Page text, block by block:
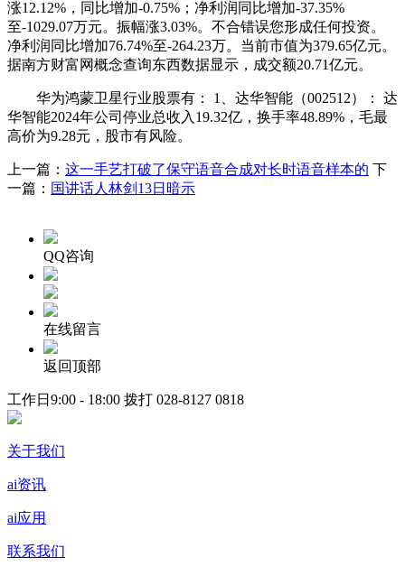
涨12.12%，同比增加-0.75%；净利润同比增加-37.35%
至-1029.07万元。振幅涨3.03%。不合错误您形成任何投资。
净利润同比增加76.74%至-264.23万。当前市值为379.65亿元。
据南方财富网概念查询东西数据显示，成交额20.71亿元。
华为鸿蒙卫星行业股票有： 1、达华智能（002512）： 达
华智能2024年公司停业总收入19.32亿，换手率48.89%，毛最
高价为9.28元，股市有风险。
上一篇： 这一手艺打破了保守语音合成对长时语音样本的 下
一篇： 国讲话人林剑13日暗示
QQ咨询
在线留言
返回顶部
工作日9:00 - 18:00 拨打 028-8127 0818
关于我们
ai资讯
ai应用
联系我们